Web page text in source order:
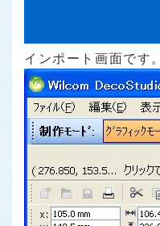
インポート画面です。